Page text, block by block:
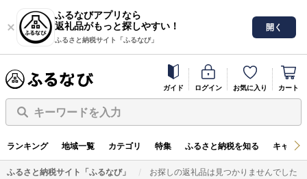
ふるなびアプリなら
返礼品がもっと探しやすい！
ふるさと納税サイト「ふるなび」
開く
ガイド ログイン お気に入り カート
キーワードを入力
ランキング 地域一覧 カテゴリ 特集 ふるさと納税を知る キャン
ふるさと納税サイト「ふるなび」 お探しの返礼品は見つかりませんでした